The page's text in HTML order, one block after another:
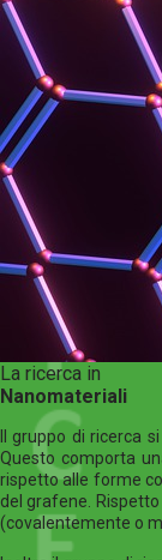
La ricerca in
Nanomateriali
Il gruppo di ricerca
Questo comporta
rispetto alle forme
del grafene.
(covalentemente o